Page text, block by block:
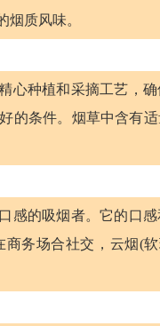
质风味。
心种植和采摘工艺，
的条件。烟草中含有
感的吸烟者。它的口
务场合社交，云烟(